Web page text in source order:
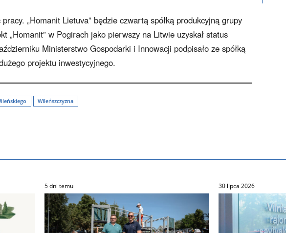
„Homanit Lietuva” będzie czwartą spółką produkcyjną grupy
„Homanit” w Pogirach jako pierwszy na Litwie uzyskał status
Ministerstwo Gospodarki i Innowacji podpisało ze spółką
projektu inwestycyjnego.
Wileńszczyzna
5 dni temu 30 lipca 2026